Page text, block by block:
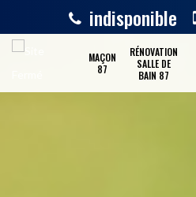
indisponible
MAÇON
87
RÉNOVATION
SALLE DE
BAIN 87